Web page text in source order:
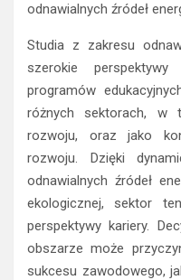
odnawialnych źródeł
Studia z zakresu
szerokie
programów
różnych sektorach, w
rozwoju, oraz jako
rozwoju. Dzięki
odnawialnych źródeł
ekologicznej, sektor
perspektywy kariery.
obszarze może
sukcesu zawodowego,